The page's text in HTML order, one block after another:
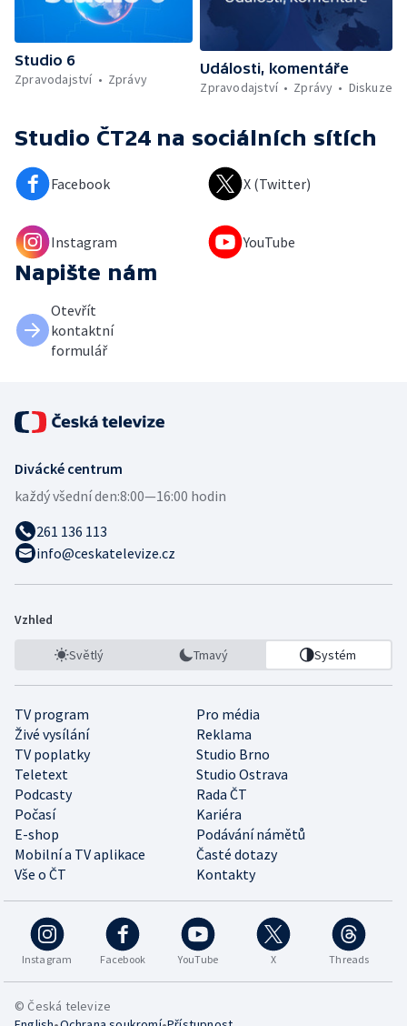
Studio 6
Zpravodajství
Zprávy
Události, komentáře
Zpravodajství
Zprávy Diskuze
Studio ČT24 na sociálních sítích
Facebook X (Twitter)
Instagram YouTube
Napište nám
Otevřít
kontaktní
formulář
Divácké centrum
každý všední den:8:00—16:00 hodin
261 136 113
info@ceskatelevize.cz
Vzhled
Světlý Tmavý Systém
TV program
Pro média
Živé vysílání
Reklama
TV poplatky
Studio Brno
Teletext
Studio Ostrava
Podcasty
Rada ČT
Počasí
Kariéra
E-shop
Podávání námětů
Mobilní a TV aplikace
Časté dotazy
Vše o ČT
Kontakty
Instagram Facebook YouTube X Threads
© Česká televize